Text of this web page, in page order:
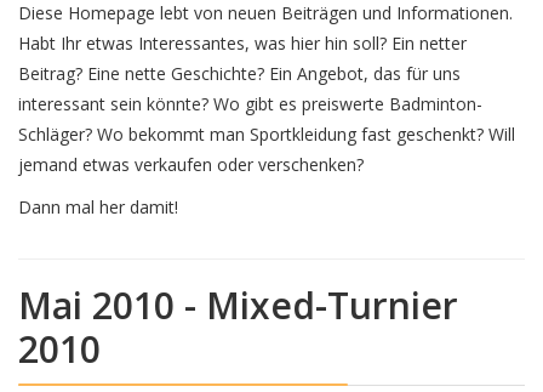
Diese Homepage lebt von neuen Beiträgen und Informationen.
Habt Ihr etwas Interessantes, was hier hin soll? Ein netter
Beitrag? Eine nette Geschichte? Ein Angebot, das für uns
interessant sein könnte? Wo gibt es preiswerte Badminton-
Schläger? Wo bekommt man Sportkleidung fast geschenkt? Will
jemand etwas verkaufen oder verschenken?
Dann mal her damit!
Mai 2010 - Mixed-Turnier
2010